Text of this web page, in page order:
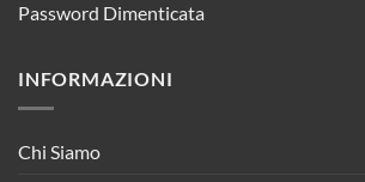
Password Dimenticata
INFORMAZIONI
Chi Siamo